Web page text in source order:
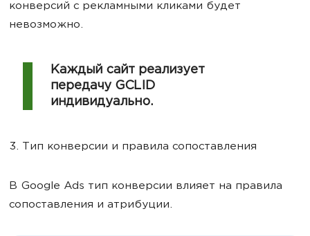
конверсий с рекламными кликами будет
невозможно.
Каждый сайт реализует
передачу GCLID
индивидуально.
3. Тип конверсии и правила сопоставления
В Google Ads тип конверсии влияет на правила
сопоставления и атрибуции.